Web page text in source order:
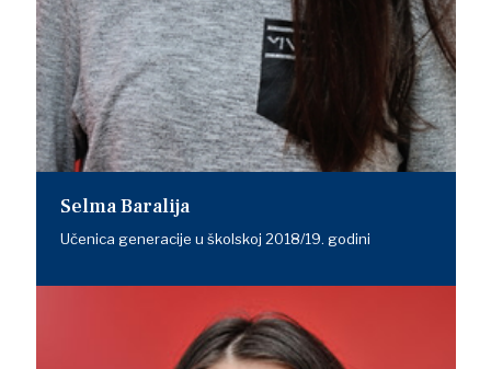
Selma Baralija
Učenica generacije u školskoj 2018/19. godini